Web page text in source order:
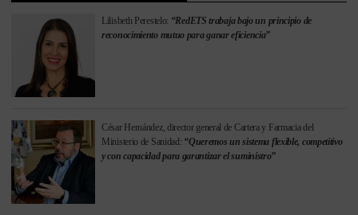
Lilisbeth Perestelo: “RedETS trabaja bajo un principio de
reconocimiento mutuo para ganar eficiencia”
César Hernández, director general de Cartera y Farmacia del
Ministerio de Sanidad: “Queremos un sistema flexible, competitivo
y con capacidad para garantizar el suministro”